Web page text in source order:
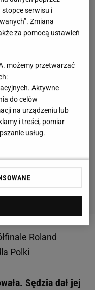
Roland
Polki
Sędzia dał jej
stopce serwisu i
Zmiana
za pomocą ustawień
możemy przetwarzać
Aktywne
do celów
na urządzeniu lub
i treści, pomiar
usług.